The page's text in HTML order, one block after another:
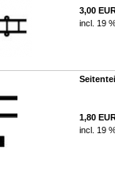
3,00
incl. 19
1,80
incl. 19